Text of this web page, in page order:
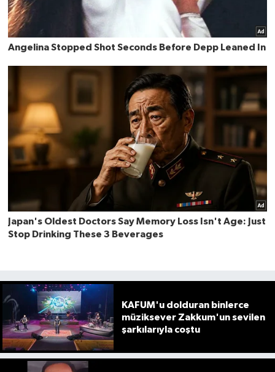
KAFUM'u dolduran binlerce
müziksever Zakkum'un sevilen
şarkılarıyla coştu